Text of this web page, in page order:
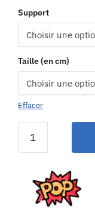
Support
Taille (en cm)
Effacer